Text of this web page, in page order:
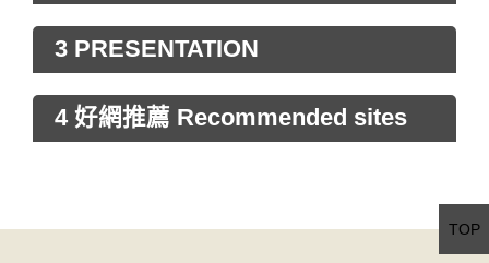
3 PRESENTATION
4 好網推薦 Recommended sites
TOP